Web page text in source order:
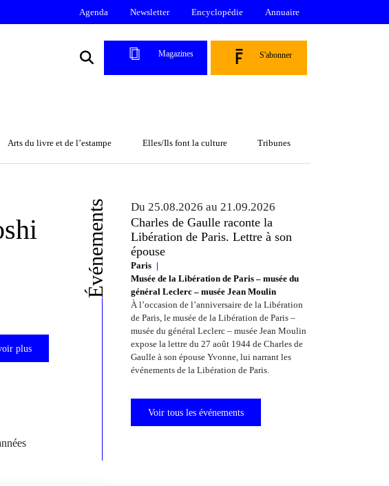
Agenda Newsletter Encyclopédie Annuaire
Magazines S'abonner
Arts du livre et de l’estampe Elles/Ils font la culture Tribunes
plus
Événements Du 25.08.2026 au 21.09.2026
Charles de Gaulle raconte la
Libération de Paris. Lettre à son
épouse
Paris
Musée de la Libération de Paris – musée du
général Leclerc – musée Jean Moulin
À l’occasion de l’anniversaire de la Libération
de Paris, le musée de la Libération de Paris –
musée du général Leclerc – musée Jean Moulin
expose la lettre du 27 août 1944 de Charles de
Gaulle à son épouse Yvonne, lui narrant les
événements de la Libération de Paris.
Voir tous les événements